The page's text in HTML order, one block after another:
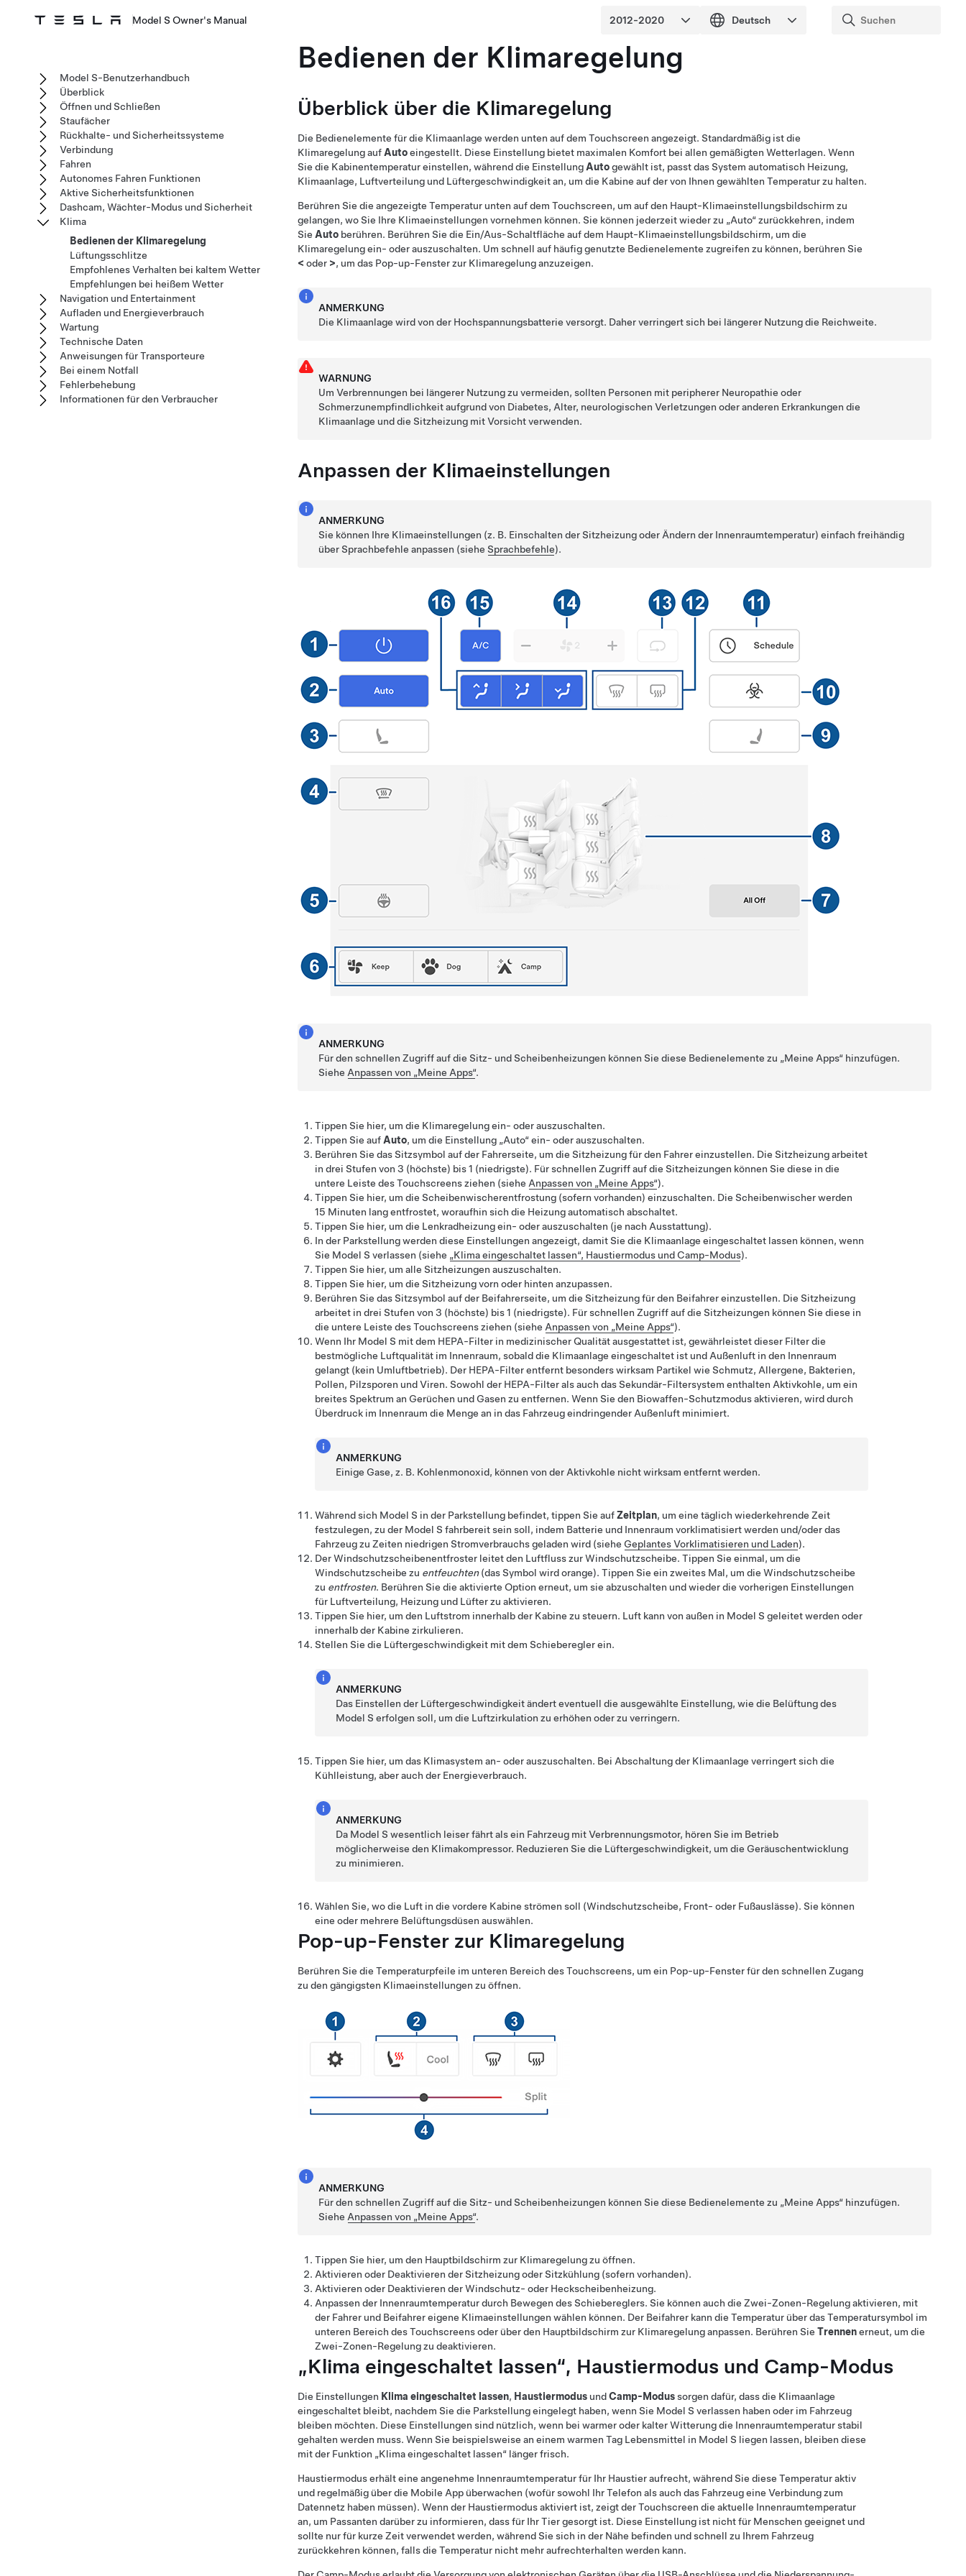
Model S Owner's Manual
Bedienen der Klimaregelung
Überblick über die Klimaregelung
Die Bedienelemente für die Klimaanlage werden unten auf dem Touchscreen angezeigt. Standardmäßig ist die
Klimaregelung auf Autoeingestellt. Diese Einstellung bietet maximalen Komfort bei allen gemäßigten Wetterlagen. Wenn
Sie die Kabinentemperatur einstellen, während die Einstellung Autogewählt ist, passt das System automatisch Heizung,
Klimaanlage, Luftverteilung und Lüftergeschwindigkeit an, um die Kabine auf der von Ihnen gewählten Temperatur zu halten.
Berühren Sie die angezeigte Temperatur unten auf dem Touchscreen, um auf den Haupt-Klimaeinstellungsbildschirm zu
gelangen, wo Sie Ihre Klimaeinstellungen vornehmen können. Sie können jederzeit wieder zu „Auto“ zurückkehren, indem
Sie Auto berühren. Berühren Sie die Ein/Aus-Schaltfläche auf dem Haupt-Klimaeinstellungsbildschirm, um die
Klimaregelung ein- oder auszuschalten. Um schnell auf häufig genutzte Bedienelemente zugreifen zu können, berühren Sie
< oder >, um das Pop-up-Fenster zur Klimaregelung anzuzeigen.
ANMERKUNG
Die Klimaanlage wird von der Hochspannungsbatterie versorgt. Daher verringert sich bei längerer Nutzung die Reichweite.
WARNUNG
Um Verbrennungen bei längerer Nutzung zu vermeiden, sollten Personen mit peripherer Neuropathie oder
Schmerzunempfindlichkeit aufgrund von Diabetes, Alter, neurologischen Verletzungen oder anderen Erkrankungen die
Klimaanlage und die Sitzheizung mit Vorsicht verwenden.
Anpassen der Klimaeinstellungen
ANMERKUNG
Sie können Ihre Klimaeinstellungen (z. B. Einschalten der Sitzheizung oder Ändern der Innenraumtemperatur) einfach freihändig
über Sprachbefehle anpassen (sieheSprachbefehle).
ANMERKUNG
Für den schnellen Zugriff auf die Sitz- und Scheibenheizungen können Sie diese Bedienelemente zu „Meine Apps“ hinzufügen.
Siehe Anpassen von „Meine Apps“.
Tippen Sie hier, um die Klimaregelung ein- oder auszuschalten.
Tippen Sie auf Auto, um die Einstellung „Auto“ ein- oder auszuschalten.
Berühren Sie das Sitzsymbol auf der Fahrerseite, um die Sitzheizung für den Fahrer einzustellen. Die Sitzheizung arbeitet
in drei Stufen von 3 (höchste) bis 1 (niedrigste). Für schnellen Zugriff auf die Sitzheizungen können Sie diese in die
untere Leiste des Touchscreens ziehen (siehe Anpassen von „Meine Apps“).
Tippen Sie hier, um die Scheibenwischerentfrostung (sofern vorhanden) einzuschalten. Die Scheibenwischer werden
15 Minuten lang entfrostet, woraufhin sich die Heizung automatisch abschaltet.
Tippen Sie hier, um die Lenkradheizung ein- oder auszuschalten (je nach Ausstattung).
In der Parkstellung werden diese Einstellungen angezeigt, damit Sie die Klimaanlage eingeschaltet lassen können, wenn
Sie Model S verlassen (siehe „Klima eingeschaltet lassen“, Haustiermodus und Camp-Modus).
Tippen Sie hier, um alle Sitzheizungen auszuschalten.
Tippen Sie hier, um die Sitzheizung vorn oder hinten anzupassen.
Berühren Sie das Sitzsymbol auf der Beifahrerseite, um die Sitzheizung für den Beifahrer einzustellen. Die Sitzheizung
arbeitet in drei Stufen von 3 (höchste) bis 1 (niedrigste). Für schnellen Zugriff auf die Sitzheizungen können Sie diese in
die untere Leiste des Touchscreens ziehen (siehe Anpassen von „Meine Apps“).
Wenn Ihr Model S mit dem HEPA-Filter in medizinischer Qualität ausgestattet ist, gewährleistet dieser Filter die
bestmögliche Luftqualität im Innenraum, sobald die Klimaanlage eingeschaltet ist und Außenluft in den Innenraum
gelangt (kein Umluftbetrieb). Der HEPA-Filter entfernt besonders wirksam Partikel wie Schmutz, Allergene, Bakterien,
Pollen, Pilzsporen und Viren. Sowohl der HEPA-Filter als auch das Sekundär-Filtersystem enthalten Aktivkohle, um ein
breites Spektrum an Gerüchen und Gasen zu entfernen. Wenn Sie den Biowaffen-Schutzmodus aktivieren, wird durch
Überdruck im Innenraum die Menge an in das Fahrzeug eindringender Außenluft minimiert.
ANMERKUNG
Einige Gase, z. B. Kohlenmonoxid, können von der Aktivkohle nicht wirksam entfernt werden.
Während sich Model S in der Parkstellung befindet, tippen Sie aufZeitplan, um eine täglich wiederkehrende Zeit
festzulegen, zu der Model S fahrbereit sein soll, indem Batterie und Innenraum vorklimatisiert werden und/oder das
Fahrzeug zu Zeiten niedrigen Stromverbrauchs geladen wird (siehe Geplantes Vorklimatisieren und Laden).
Der Windschutzscheibenentfroster leitet den Luftfluss zur Windschutzscheibe. Tippen Sie einmal, um die
Windschutzscheibe zu entfeuchten(das Symbol wird orange). Tippen Sie ein zweites Mal, um die Windschutzscheibe
zu entfrosten. Berühren Sie die aktivierte Option erneut, um sie abzuschalten und wieder die vorherigen Einstellungen
für Luftverteilung, Heizung und Lüfter zu aktivieren.
Tippen Sie hier, um den Luftstrom innerhalb der Kabine zu steuern. Luft kann von außen in Model S geleitet werden oder
innerhalb der Kabine zirkulieren.
Stellen Sie die Lüftergeschwindigkeit mit dem Schieberegler ein.
ANMERKUNG
Das Einstellen der Lüftergeschwindigkeit ändert eventuell die ausgewählte Einstellung, wie die Belüftung des
Model S erfolgen soll, um die Luftzirkulation zu erhöhen oder zu verringern.
Tippen Sie hier, um das Klimasystem an- oder auszuschalten. Bei Abschaltung der Klimaanlage verringert sich die
Kühlleistung, aber auch der Energieverbrauch.
ANMERKUNG
Da Model S wesentlich leiser fährt als ein Fahrzeug mit Verbrennungsmotor, hören Sie im Betrieb
möglicherweise den Klimakompressor. Reduzieren Sie die Lüftergeschwindigkeit, um die Geräuschentwicklung
zu minimieren.
Wählen Sie, wo die Luft in die vordere Kabine strömen soll (Windschutzscheibe, Front- oder Fußauslässe). Sie können
eine oder mehrere Belüftungsdüsen auswählen.
Pop-up-Fenster zur Klimaregelung
Berühren Sie die Temperaturpfeile im unteren Bereich des Touchscreens, um ein Pop-up-Fenster für den schnellen Zugang
zu den gängigsten Klimaeinstellungen zu öffnen.
ANMERKUNG
Für den schnellen Zugriff auf die Sitz- und Scheibenheizungen können Sie diese Bedienelemente zu „Meine Apps“ hinzufügen.
Siehe Anpassen von „Meine Apps“.
Tippen Sie hier, um den Hauptbildschirm zur Klimaregelung zu öffnen.
Aktivieren oder Deaktivieren der Sitzheizung oder Sitzkühlung (sofern vorhanden).
Aktivieren oder Deaktivieren der Windschutz- oder Heckscheibenheizung.
Anpassen der Innenraumtemperatur durch Bewegen des Schiebereglers. Sie können auch die Zwei-Zonen-Regelung aktivieren, mit
der Fahrer und Beifahrer eigene Klimaeinstellungen wählen können. Der Beifahrer kann die Temperatur über das Temperatursymbol im
unteren Bereich des Touchscreens oder über den Hauptbildschirm zur Klimaregelung anpassen. Berühren Sie Trennenerneut, um die
Zwei-Zonen-Regelung zu deaktivieren.
„Klima eingeschaltet lassen“, Haustiermodus und Camp-Modus
Die Einstellungen Klima eingeschaltet lassen, Haustiermodus undCamp-Modussorgen dafür, dass die Klimaanlage
eingeschaltet bleibt, nachdem Sie die Parkstellung eingelegt haben, wenn Sie Model S verlassen haben oder im Fahrzeug
bleiben möchten. Diese Einstellungen sind nützlich, wenn bei warmer oder kalter Witterung die Innenraumtemperatur stabil
gehalten werden muss. Wenn Sie beispielsweise an einem warmen Tag Lebensmittel in Model S liegen lassen, bleiben diese
mit der Funktion „Klima eingeschaltet lassen“ länger frisch.
Haustiermoduserhält eine angenehme Innenraumtemperatur für Ihr Haustier aufrecht, während Sie diese Temperatur aktiv
und regelmäßig über die Mobile App überwachen (wofür sowohl Ihr Telefon als auch das Fahrzeug eine Verbindung zum
Datennetz haben müssen). Wenn der Haustiermodusaktiviert ist, zeigt der Touchscreen die aktuelle Innenraumtemperatur
an, um Passanten darüber zu informieren, dass für Ihr Tier gesorgt ist. Diese Einstellung ist nicht für Menschen geeignet und
sollte nur für kurze Zeit verwendet werden, während Sie sich in der Nähe befinden und schnell zu Ihrem Fahrzeug
zurückkehren können, falls die Temperatur nicht mehr aufrechterhalten werden kann.
Model S-Benutzerhandbuch
Überblick
Öffnen und Schließen
Staufächer
Rückhalte- und Sicherheitssysteme
Verbindung
Fahren
Autonomes Fahren Funktionen
Aktive Sicherheitsfunktionen
Dashcam, Wächter-Modus und Sicherheit
Klima
Bedienen der Klimaregelung
Lüftungsschlitze
Empfohlenes Verhalten bei kaltem Wetter
Empfehlungen bei heißem Wetter
Navigation und Entertainment
Aufladen und Energieverbrauch
Wartung
Technische Daten
Anweisungen für Transporteure
Bei einem Notfall
Fehlerbehebung
Informationen für den Verbraucher